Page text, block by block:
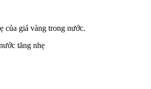
của giá vàng trong nước.